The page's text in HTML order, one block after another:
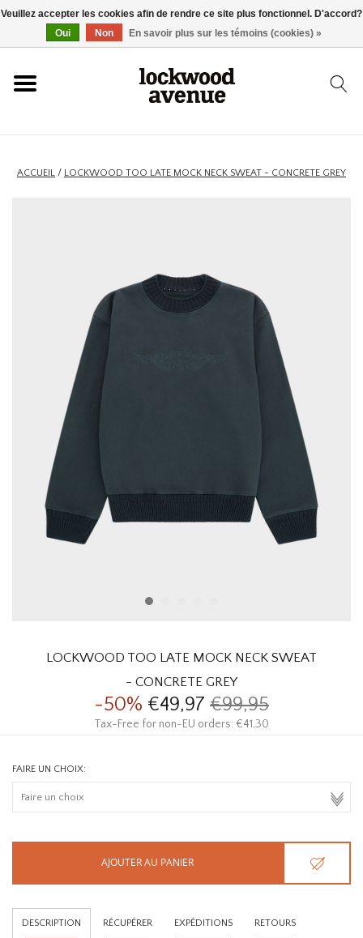
ACCUEIL
NOUVEAU
HOMEWARE
MARQUES
ACCUEIL / LOCKWOOD TOO LATE MOCK NECK SWEAT - CONCRETE GREY
LOCKWOOD TOO LATE MOCK NECK SWEAT
- CONCRETE GREY
-50% €49,97 €99,95
Tax-Free for non-EU orders: €41,30
FAIRE UN CHOIX:
AJOUTER AU PANIER
DESCRIPTION RÉCUPÉRER EXPÉDITIONS RETOURS
Veuillez accepter les cookies afin de rendre ce site plus fonctionnel. D'accord?
Oui
Non En savoir plus sur les témoins (cookies) »